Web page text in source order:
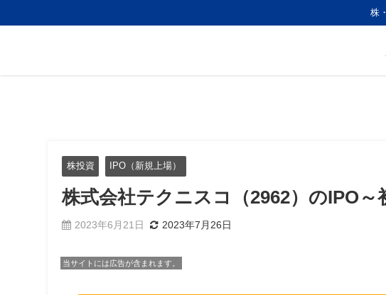
株
株投資 IPO（新規上場）
株式会社テクニスコ（2962）のIPO～
2023年6月21日 2023年7月26日
当サイトには広告が含まれます。